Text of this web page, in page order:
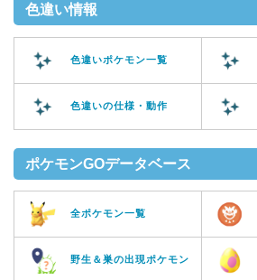
色違い情報
色違いポケモン一覧
色違いの仕様・動作
ポケモンGOデータベース
全ポケモン一覧
野生＆巣の出現ポケモン